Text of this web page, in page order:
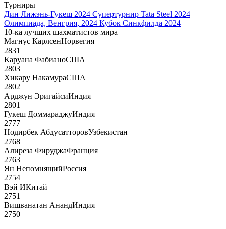
Турниры
Дин Лижэнь-Гукеш 2024 Супертурнир Tata Steel 2024
Олимпиада, Венгрия, 2024 Кубок Синкфилда 2024
10-ка лучших шахматистов мира
Магнус КарлсенНорвегия
2831
Каруана ФабианоСША
2803
Хикару НакамураСША
2802
Арджун ЭригайсиИндия
2801
Гукеш ДоммараджуИндия
2777
Нодирбек АбдусатторовУзбекистан
2768
Алиреза ФируджаФранция
2763
Ян НепомнящийРоссия
2754
Вэй ИКитай
2751
Вишванатан АнандИндия
2750